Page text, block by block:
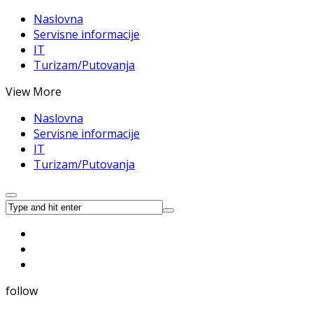
Naslovna
Servisne informacije
IT
Turizam/Putovanja
View More
Naslovna
Servisne informacije
IT
Turizam/Putovanja
follow